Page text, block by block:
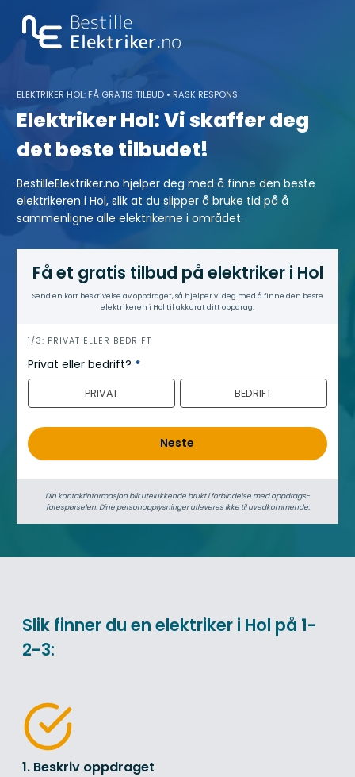
content
ELEKTRIKER HOL: FÅ GRATIS TILBUD • RASK RESPONS
Elektriker Hol: Vi skaffer deg
det beste tilbudet!
BestilleElektriker.no hjelper deg med å finne den beste
elektrikeren i Hol, slik at du slipper å bruke tid på å
sammenligne alle elektrikerne i området.
Få et gratis tilbud på elektriker i Hol
Send en kort beskrivelse av oppdraget, så hjelper vi deg med å finne den beste
elektrikeren i Hol til akkurat ditt oppdrag.
h
e
r
1/3: PRIVAT ELLER BEDRIFT
Privat eller bedrift? *
PRIVAT BEDRIFT
Neste
Din kontaktinformasjon blir utelukkende brukt i forbindelse med oppdrags­
forespørselen. Dine person­­opplysninger utleveres ikke til uvedkommende.
Slik finner du en elektriker i Hol på 1-
2-3:
1. Beskriv oppdraget